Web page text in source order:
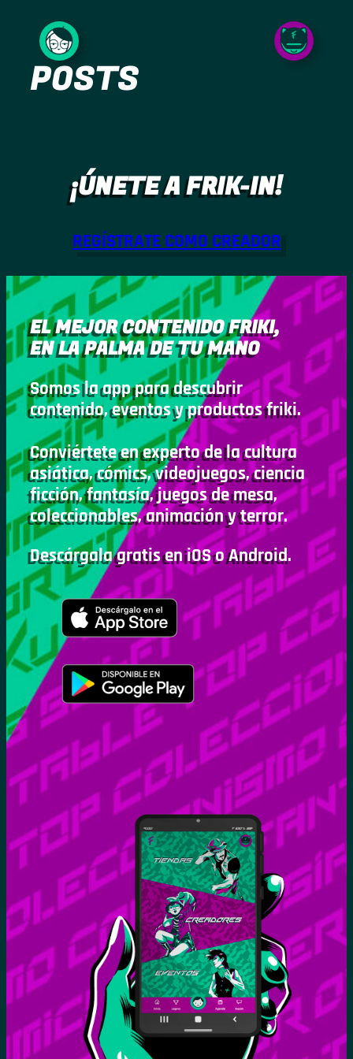
contenido
POSTS
¡ÚNETE A FRIK-IN!
REGÍSTRATE COMO CREADOR
EL MEJOR CONTENIDO FRIKI,
EN LA PALMA DE TU MANO
Somos la app para descubrir
contenido, eventos y productos friki.
Conviértete en experto de la cultura
asiática, cómics, videojuegos, ciencia
ficción, fantasía, juegos de mesa,
coleccionables, animación y terror.
Descárgala gratis en iOS o Android.